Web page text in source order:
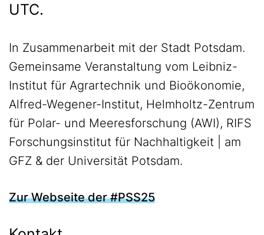
UTC.
In Zusammenarbeit mit der Stadt Potsdam.
Gemeinsame Veranstaltung vom Leibniz-
Institut für Agrartechnik und Bioökonomie,
Alfred-Wegener-Institut, Helmholtz-Zentrum
für Polar- und Meeresforschung (AWI), RIFS
Forschungsinstitut für Nachhaltigkeit | am
GFZ & der Universität Potsdam.
Zur Webseite der #PSS25